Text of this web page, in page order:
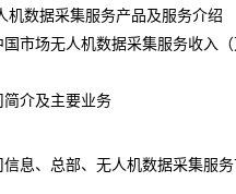
据采集服务产品及服务介绍
无人机数据采集服务收入（
及主要业务
总部、无人机数据采集服务